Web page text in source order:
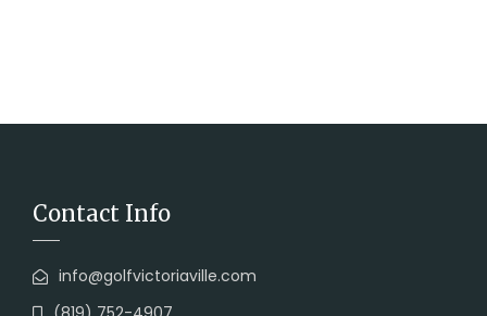
Contact Info
info@golfvictoriaville.com